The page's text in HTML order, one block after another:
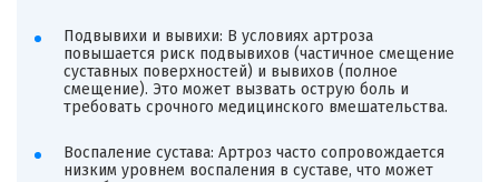
Подвывихи и вывихи: В условиях артроза
повышается риск подвывихов (частичное смещение
суставных поверхностей) и вывихов (полное
смещение). Это может вызвать острую боль и
требовать срочного медицинского вмешательства.
Воспаление сустава: Артроз часто сопровождается
низким уровнем воспаления в суставе, что может